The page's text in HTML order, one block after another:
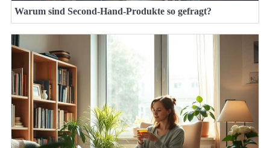
Warum sind Second-Hand-Produkte so gefragt?